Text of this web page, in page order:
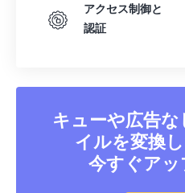
アクセス制御と
認証
キューや広告
イルを変換
今すぐアッ